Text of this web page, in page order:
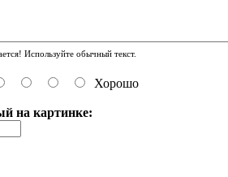
Используйте обычный текст.
Хорошо
на картинке: